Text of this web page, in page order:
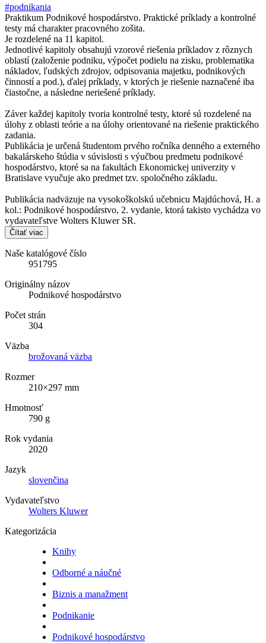
#podnikania
Praktikum Podnikové hospodárstvo. Praktické príklady a kontrolné
testy má charakter pracovného zošita.
Je rozdelené na 11 kapitol.
Jednotlivé kapitoly obsahujú vzorové riešenia príkladov z rôznych
oblastí (založenie podniku, výpočet podielu na zisku, problematika
nákladov, ľudských zdrojov, odpisovania majetku, podnikových
činností a pod.), ďalej príklady, v ktorých je riešenie naznačené iba
čiastočne, a následne neriešené príklady.
Záver každej kapitoly tvoria kontrolné testy, ktoré sú rozdelené na
úlohy z oblasti teórie a na úlohy orientované na riešenie praktického
zadania.
Publikácia je určená študentom prvého ročníka denného a externého
bakalárskeho štúdia v súvislosti s výučbou predmetu podnikové
hospodárstvo, ktoré sa na fakultách Ekonomickej univerzity v
Bratislave vyučuje ako predmet tzv. spoločného základu.
Publikácia nadväzuje na vysokoškolskú učebnicu Majdúchová, H. a
kol.: Podnikové hospodárstvo, 2. vydanie, ktorá takisto vychádza vo
vydavateľstve Wolters Kluwer SR.
Čítať viac
Naše katalógové číslo
951795
Originálny názov
Podnikové hospodárstvo
Počet strán
304
Väzba
brožovaná väzba
Rozmer
210×297 mm
Hmotnosť
790 g
Rok vydania
2020
Jazyk
slovenčina
Vydavateľstvo
Wolters Kluwer
Kategorizácia
Knihy
Odborné a náučné
Biznis a manažment
Podnikanie
Podnikové hospodárstvo